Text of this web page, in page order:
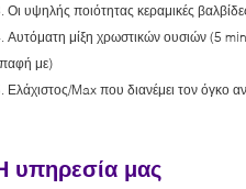
Οι υψηλής ποιότητας κεραμικές
Αυτόματη μίξη χρωστικών ουσιών (5
με)
Ελάχιστος/Max που διανέμει τον όγκο
υπηρεσία μας